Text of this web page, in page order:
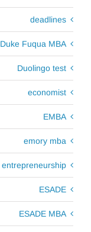
deadlines
Duke Fuqua MBA
Duolingo test
economist
EMBA
emory mba
entrepreneurship
ESADE
ESADE MBA